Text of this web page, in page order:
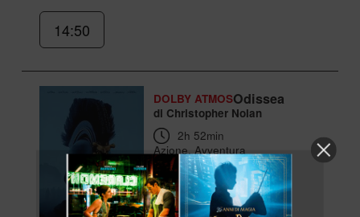
14:50
DOLBY ATMOSOdissea
di Christopher Nolan
2h 52min
Azione, Avventura